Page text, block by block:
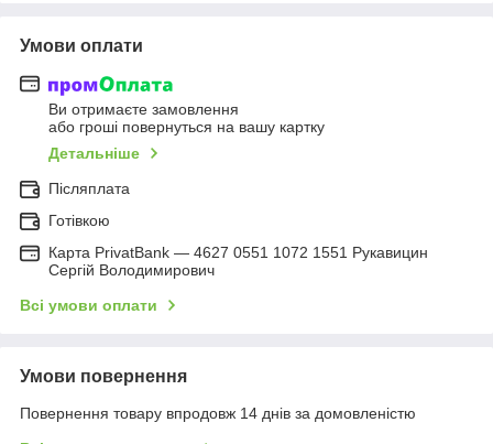
Умови оплати
Ви отримаєте замовлення
або гроші повернуться на вашу картку
Детальніше
Післяплата
Готівкою
Карта PrivatBank — 4627 0551 1072 1551 Рукавицин
Сергій Володимирович
Всі умови оплати
Умови повернення
Повернення товару впродовж 14 днів за домовленістю